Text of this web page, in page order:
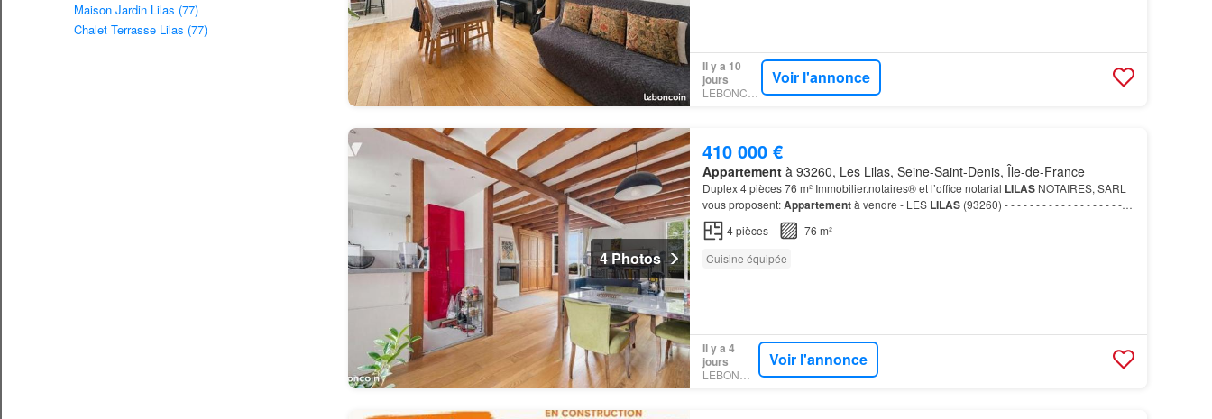
Maison Jardin Lilas (77)
Chalet Terrasse Lilas (77)
Il y a 10
jours
Voir l'annonce
4 Photos
410 000 €
Appartementà 93260, Les Lilas, Seine-Saint-Denis, Île-de-France
Duplex 4 pièces 76 m² Immobilier.notaires® et l’office notarial LILASNOTAIRES, SARL
vous proposent:Appartementà vendre - LES LILAS(93260) - - - - - - - - - - - - - - - - - - - - -
- L'étude
Notaires vous propose de…
4pièces
76 m²
Cuisine équipée
Il y a 4
jours
Voir l'annonce